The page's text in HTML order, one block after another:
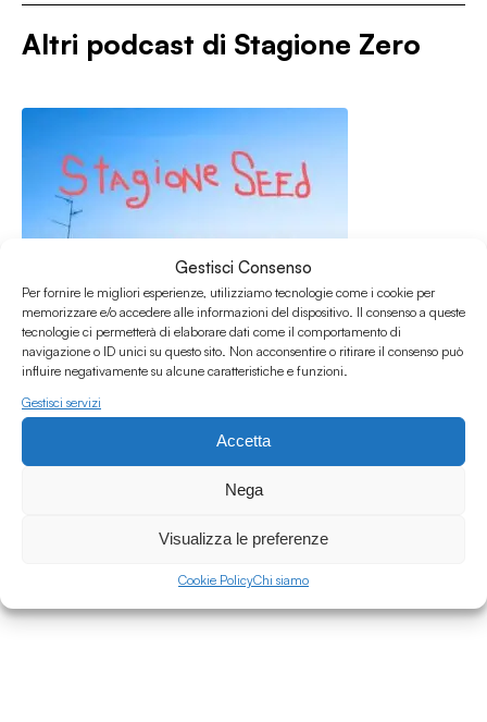
Gestisci Consenso
Per fornire le migliori esperienze, utilizziamo tecnologie come i cookie per
memorizzare e/o accedere alle informazioni del dispositivo. Il consenso a queste
tecnologie ci permetterà di elaborare dati come il comportamento di
navigazione o ID unici su questo sito. Non acconsentire o ritirare il consenso può
influire negativamente su alcune caratteristiche e funzioni.
Gestisci servizi
Accetta
Nega
Visualizza le preferenze
Cookie PolicyChi siamo
Altri podcast di Stagione Zero
- La diretta d’estate 2026 - 7 luglio 2026
Downbeat /Electronic /